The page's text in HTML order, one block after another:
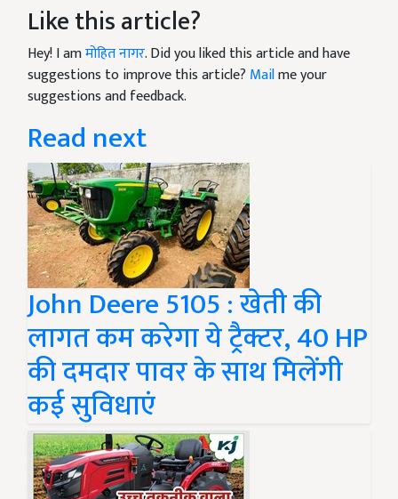
Like this article?
Hey! I amमोहित नागर. Did you liked this article and have
suggestions to improve this article? Mailme your
suggestions and feedback.
Read next
John Deere 5105 : खेती की
लागत कम करेगा ये ट्रैक्टर, 40 HP
की दमदार पावर के साथ मिलेंगी
कई सुविधाएं